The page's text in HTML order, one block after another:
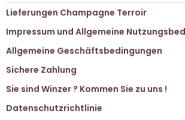
Lieferungen Champagne Terroir
Impressum und Allgemeine
Allgemeine Geschäftsbedingungen
Sichere Zahlung
Sie sind Winzer ? Kommen Sie zu uns !
Datenschutzrichtlinie